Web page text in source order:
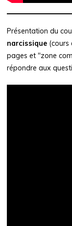
Présentation du
narcissique (cours
pages et "zone
répondre aux